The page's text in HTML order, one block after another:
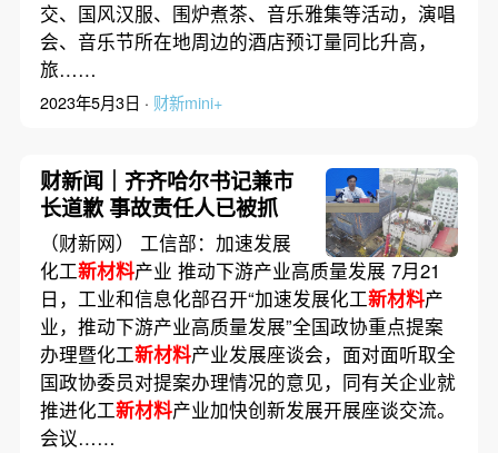
交、国风汉服、围炉煮茶、音乐雅集等活动，演唱
会、音乐节所在地周边的酒店预订量同比升高，
旅……
2023年5月3日 · 财新mini+
财新闻｜齐齐哈尔书记兼市
长道歉 事故责任人已被抓
（财新网） 工信部：加速发展
化工新材料产业 推动下游产业高质量发展 7月21
日，工业和信息化部召开“加速发展化工新材料产
业，推动下游产业高质量发展”全国政协重点提案
办理暨化工新材料产业发展座谈会，面对面听取全
国政协委员对提案办理情况的意见，同有关企业就
推进化工新材料产业加快创新发展开展座谈交流。
会议……